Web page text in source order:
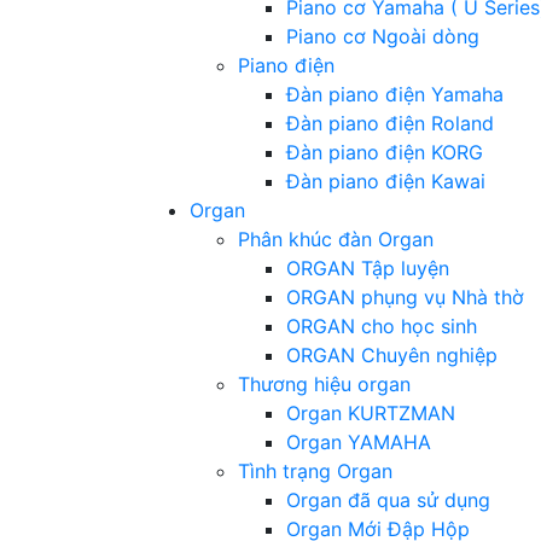
Piano cơ Yamaha ( U
Piano cơ Ngoài dòng
Piano điện
Đàn piano điện Yamaha
Đàn piano điện Roland
Đàn piano điện KORG
Đàn piano điện Kawai
Organ
Phân khúc đàn Organ
ORGAN Tập luyện
ORGAN phụng vụ Nhà thờ
ORGAN cho học sinh
ORGAN Chuyên nghiệp
Thương hiệu organ
Organ KURTZMAN
Organ YAMAHA
Tình trạng Organ
Organ đã qua sử dụng
Organ Mới Đập Hộp